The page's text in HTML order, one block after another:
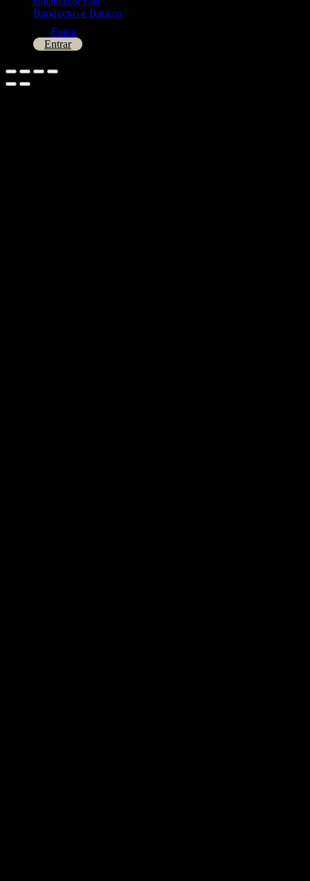
Banquetas e Bancos
Fotos
Entrar